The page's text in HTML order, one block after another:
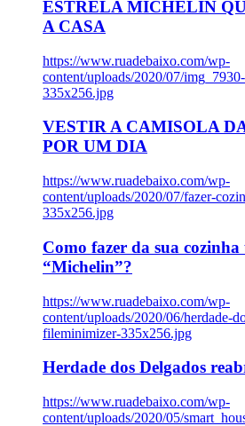
ESTRELA MICHELIN
A CASA
https://www.ruadebaixo.com/wp-
content/uploads/2020/07/
335x256.jpg
VESTIR A CAMISOLA
POR UM DIA
https://www.ruadebaixo.com/wp-
content/uploads/2020/07/fazer-
335x256.jpg
Como fazer da sua
“Michelin”?
https://www.ruadebaixo.com/wp-
content/uploads/2020/06/herdade-
fileminimizer-335x256.jpg
Herdade dos Delgados
https://www.ruadebaixo.com/wp-
content/uploads/2020/05/